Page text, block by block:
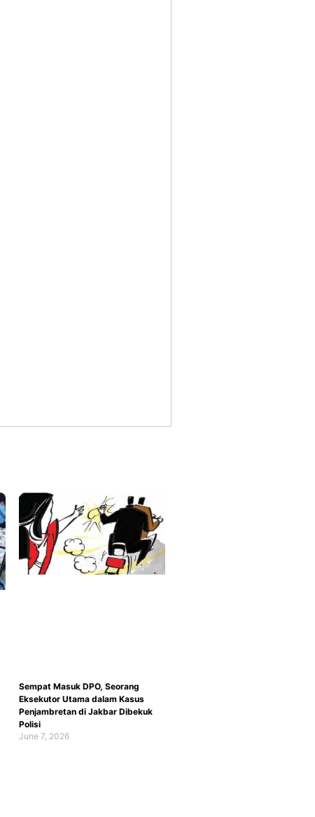
Sempat Masuk DPO, Seorang
Eksekutor Utama dalam Kasus
Penjambretan di Jakbar Dibekuk
Polisi
June 7, 2026